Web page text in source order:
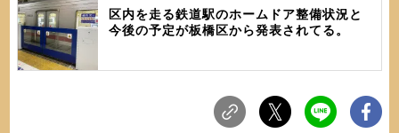
区内を走る鉄道駅のホームドア整備状況と
今後の予定が板橋区から発表されてる。